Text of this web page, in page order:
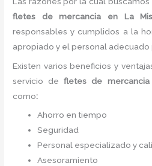
fletes
de mercancia en La
responsables y cumplidos a la
apropiado y el personal adecuado
Existen varios beneficios y
servicio de fletes de mercancia
como:
Ahorro en tiempo
Seguridad
Personal especializado y
Asesoramiento